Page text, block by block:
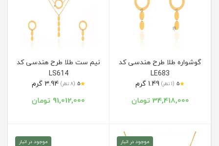
گوشواره طلا طرح هندسی کد
LE683
★
5 (1 نظر)
34,418,000 تومان
نیم ست طلا طرح هندسی کد
LS614
★
5 (8 نظر) 3.94 گرم
91,012,000 تومان
موجود در انبار موجود در انبار